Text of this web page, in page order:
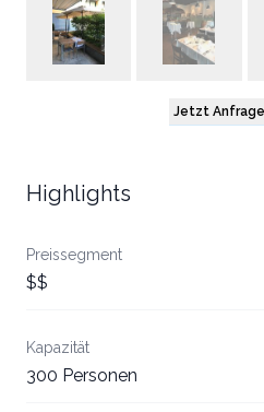
Jetzt
Highlights
Preissegment
$$
Kapazität
300 Personen